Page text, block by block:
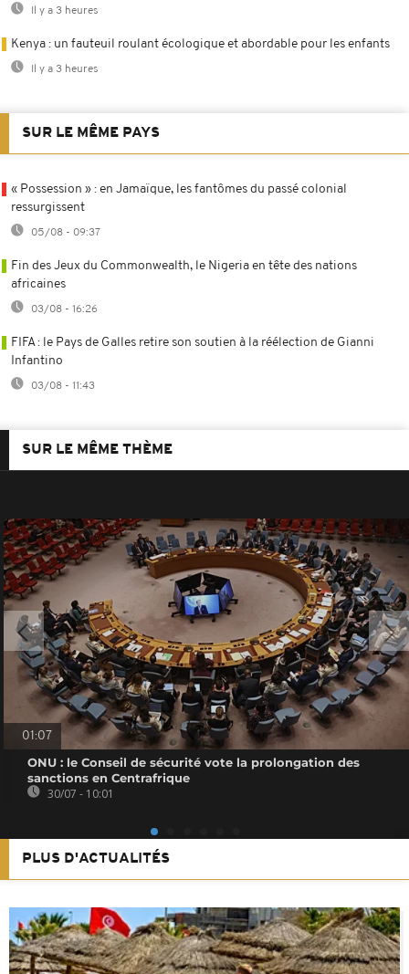
Il y a 3 heures
Kenya : un fauteuil roulant écologique et abordable pour les enfants
Il y a 3 heures
SUR LE MÊME PAYS
« Possession » : en Jamaïque, les fantômes du passé colonial
ressurgissent
05/08 - 09:37
Fin des Jeux du Commonwealth, le Nigeria en tête des nations
africaines
03/08 - 16:26
FIFA : le Pays de Galles retire son soutien à la réélection de Gianni
Infantino
03/08 - 11:43
SUR LE MÊME THÈME
01:07
ONU : le Conseil de sécurité vote la prolongation des
sanctions en Centrafrique
30/07 - 10:01
PLUS D'ACTUALITÉS